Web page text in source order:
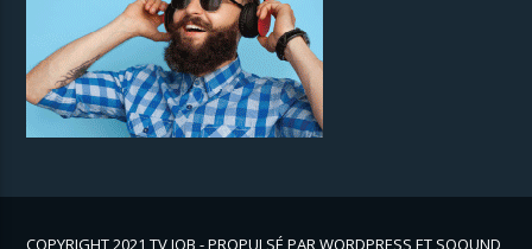
COPYRIGHT 2021 TV JOB - PROPULSÉ PAR WORDPRESS ET SOOUND